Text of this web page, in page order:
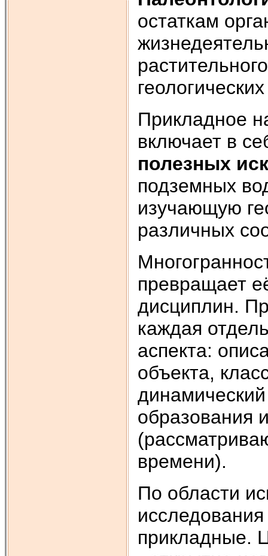
остаткам
Прикладное
включает в
полезных
подземных
изучающую
различных
превращает
дисциплин.
каждая
аспекта:
объекта,
образования
времени).
По области
прикладные.